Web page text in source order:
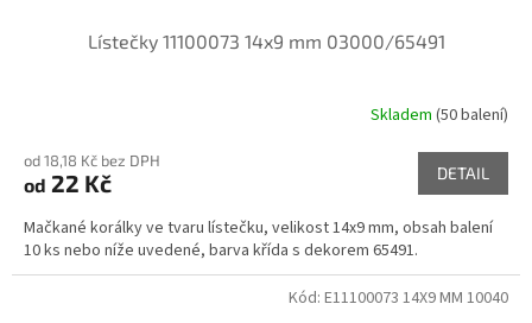
Lístečky 11100073 14x9 mm 03000/65491
Skladem (50 balení)
od 18,18 Kč bez DPH
od 22 Kč DETAIL
Mačkané korálky ve tvaru lístečku, velikost 14x9 mm, obsah balení
10 ks nebo níže uvedené, barva křída s dekorem 65491.
Kód: E11100073 14X9 MM 10040